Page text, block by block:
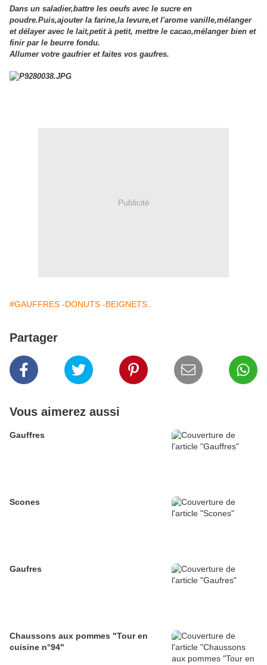
Dans un saladier,battre les oeufs avec le sucre en
poudre.Puis,ajouter la farine,la levure,et l'arome vanille,mélanger
et délayer avec le lait,petit à petit, mettre le cacao,mélanger bien et
finir par le beurre fondu.
Allumer votre gaufrier et faites vos gaufres.
Publicité
#GAUFFRES -DONUTS -BEIGNETS..
Partager
Vous aimerez aussi
Gauffres
Scones
Gaufres
Chaussons aux pommes "Tour en
cuisine n°94"